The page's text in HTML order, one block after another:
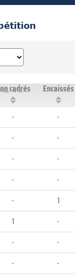
cadrés Encaissés
- -
- -
- -
- -
- 1
1 -
- -
- -